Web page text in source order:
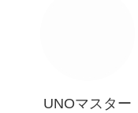
UNOマスター